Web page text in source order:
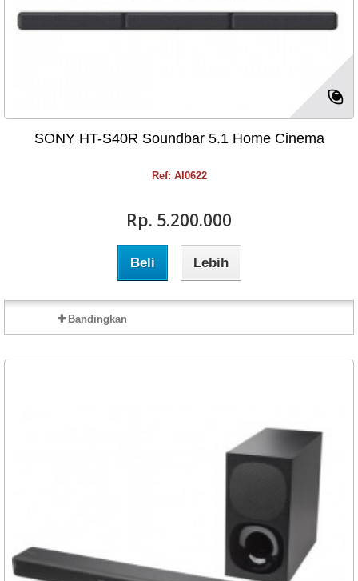
SONY HT-S40R Soundbar 5.1 Home Cinema
Ref: AI0622
Rp‎. 5.200.000
Beli Lebih
Bandingkan